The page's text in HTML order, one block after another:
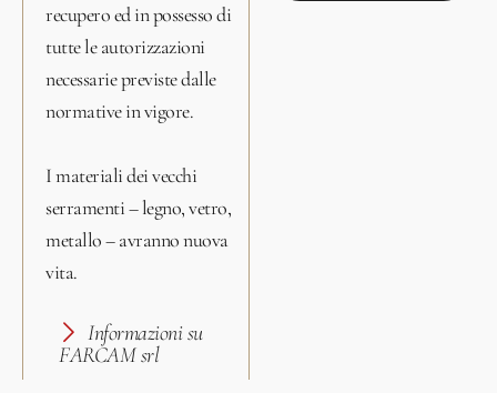
recupero ed in possesso di
tutte le autorizzazioni
necessarie previste dalle
normative in vigore.
I materiali dei vecchi
serramenti – legno, vetro,
metallo – avranno nuova
vita.
Informazioni su
FARCAM srl